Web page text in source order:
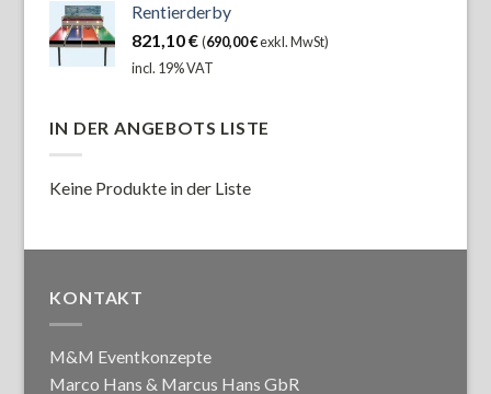
Rentierderby
821,10€ (690,00€exkl. MwSt)
incl. 19% VAT
IN DER ANGEBOTS LISTE
Keine Produkte in der Liste
KONTAKT
M&M Eventkonzepte
Marco Hans & Marcus Hans GbR